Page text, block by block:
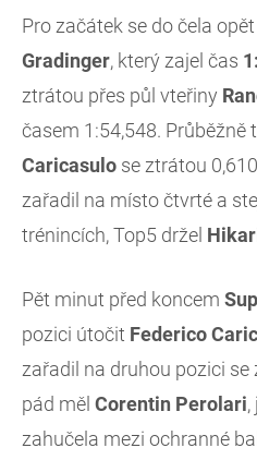
Pro začátek se do čela
Gradinger, který zajel čas
ztrátou přes půl vteřiny
časem 1:54,548. Průběžně
Caricasulo se ztrátou
zařadil na místo čtvrté a
trénincích, Top5 držel
Pět minut před koncem
pozici útočit Federico
zařadil na druhou pozici
pád měl Corentin Perolari
zahučela mezi ochranné